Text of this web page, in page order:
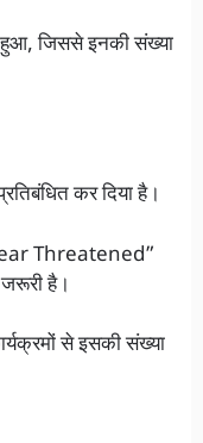
हुआ, जिससे इनकी संख्या
कर दिया है।
Threatened”
है।
से इसकी संख्या